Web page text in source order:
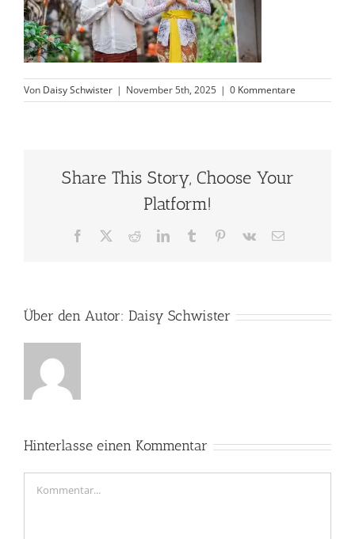
Von Daisy Schwister | November 5th, 2025 | 0 Kommentare
Share This Story, Choose Your
Platform!
Facebook RedditLinkedInTumblr Pinterest
Vk
E-
Über den Autor: Daisy Schwister
Hinterlasse einen Kommentar